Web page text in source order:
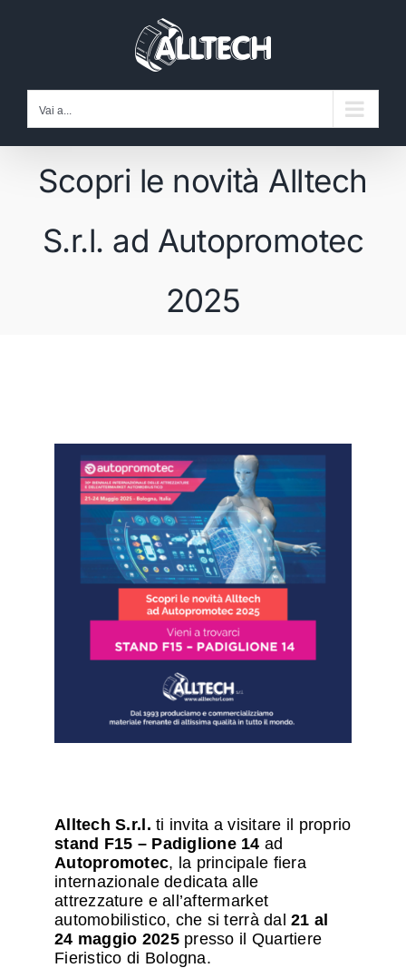
Vai a...
Scopri le novità Alltech
S.r.l. ad Autopromotec
2025
Alltech S.r.l. ti invita a visitare il proprio
stand F15 – Padiglione 14 ad
Autopromotec, la principale fiera
internazionale dedicata alle
attrezzature e all’aftermarket
automobilistico, che si terrà dal21 al
24 maggio 2025presso il Quartiere
Fieristico di Bologna.